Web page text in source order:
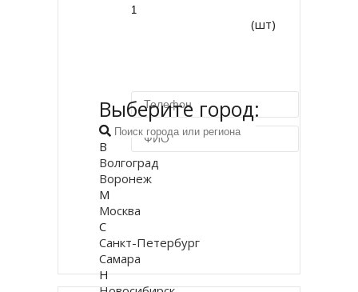
(шт)
Купить в 1 клик
Выберите город:
В
Волгоград
Воронеж
М
Москва
С
Санкт-Петербург
Самара
Н